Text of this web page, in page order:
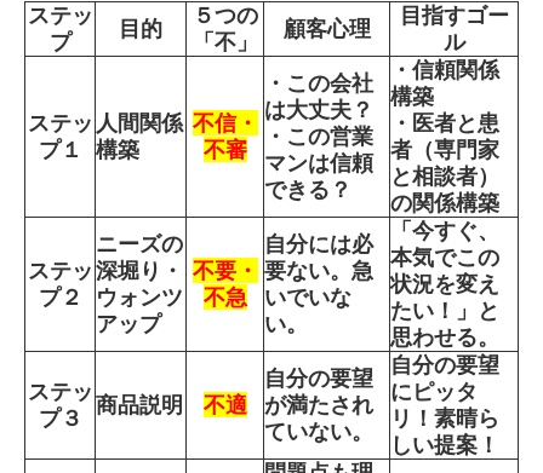
ステッ
プ
目的
５つの
「不」
顧客心理
目指すゴー
ル
ステッ
プ１
人間関係
構築
不信・
不審
・この会社
は大丈夫？
・この営業
マンは信頼
できる？
・信頼関係
構築
・医者と患
者（専門家
と相談者）
の関係構築
ステッ
プ２
ニーズの
深堀り・
ウォンツ
アップ
不要・
不急
自分には必
要ない。急
いでいな
い。
「今すぐ、
本気でこの
状況を変え
たい！」と
思わせる。
ステッ
プ３
商品説明 不適
自分の要望
が満たされ
ていない。
自分の要望
にピッタ
リ！素晴ら
しい提案！